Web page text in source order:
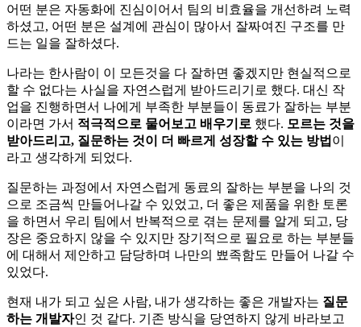
어떤 분은 자동화에 진심이어서 팀의 비효율을 개선하려 노력
하셨고, 어떤 분은 설계에 관심이 많아서 잘짜여진 구조를 만
드는 일을 잘하셨다.
나라는 한사람이 이 모든것을 다 잘하면 좋겠지만 현실적으로
할 수 없다는 사실을 자연스럽게 받아드리기로 했다. 대신 작
업을 진행하면서 나에게 부족한 부분들이 동료가 잘하는 부분
이라면 가서 적극적으로 물어보고 배우기로 했다. 모르는 것을
받아드리고, 질문하는 것이 더 빠르게 성장할 수 있는 방법 이
라고 생각하게 되었다.
질문하는 과정에서 자연스럽게 동료의 잘하는 부분을 나의 것
으로 조금씩 만들어나갈 수 있었고, 더 좋은 제품을 위한 토론
을 하면서 우리 팀에서 반복적으로 겪는 문제를 알게 되고, 당
장은 중요하지 않을 수 있지만 장기적으로 필요로 하는 부분들
에 대해서 제안하고 담당하며 나만의 뾰족함도 만들어 나갈 수
있었다.
현재 내가 되고 싶은 사람, 내가 생각하는 좋은 개발자는 질문
하는 개발자인 것 같다. 기존 방식을 당연하지 않게 바라보고